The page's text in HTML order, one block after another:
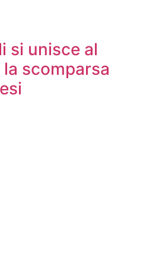
si unisce al
scomparsa